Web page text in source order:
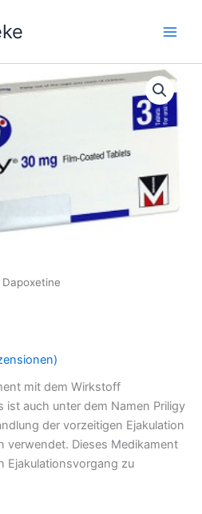
Dapoxetine
mit dem Wirkstoff
ist auch unter dem Namen Priligy
der vorzeitigen Ejakulation
verwendet. Dieses Medikament
Ejakulationsvorgang zu